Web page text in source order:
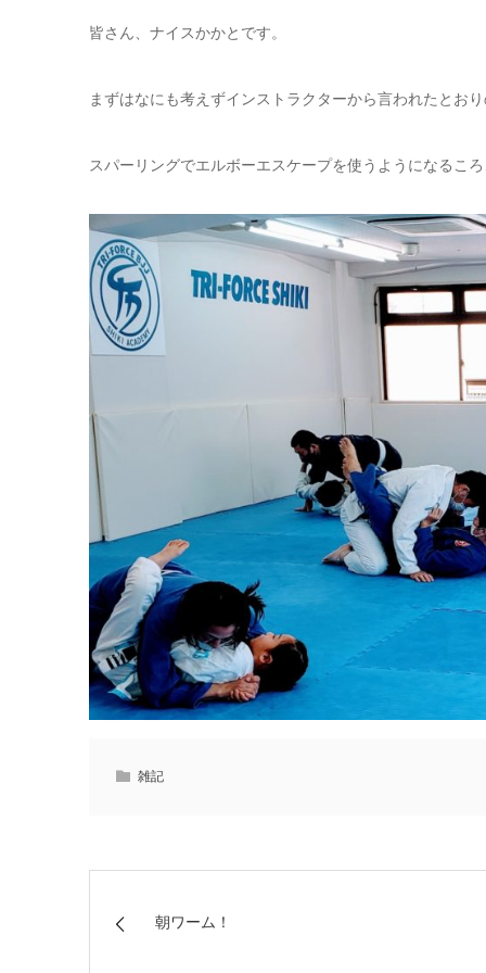
皆さん、ナイスかかとです。
まずはなにも考えずインストラクターから言われたとお
スパーリングでエルボーエスケープを使うようになるこ
雑記
朝ワーム！